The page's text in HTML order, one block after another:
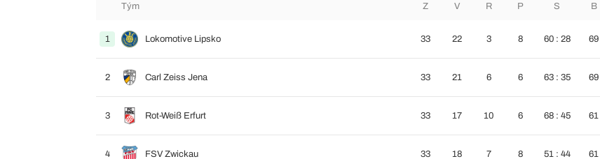
Tým Z V R P S B
1 Lokomotive Lipsko 33 22 3 8 60 : 28 69
2 Carl Zeiss Jena 33 21 6 6 63 : 35 69
3 Rot-Weiß Erfurt 33 17 10 6 68 : 45 61
4 FSV Zwickau 33 18 7 8 51 : 44 61